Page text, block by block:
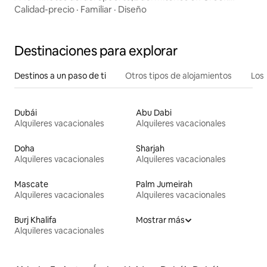
Harbour|Piscina
Calidad-precio · Familiar · Diseño
Destinaciones para explorar
Destinos a un paso de ti Otros tipos de alojamientos
Dubái
Alquileres vacacionales
Abu Dabi
Alquileres vacacionales
Doha
Alquileres vacacionales
Sharjah
Alquileres vacacionales
Mascate
Alquileres vacacionales
Palm Jumeirah
Alquileres vacacionales
Burj Khalifa
Alquileres vacacionales
Mostrar más